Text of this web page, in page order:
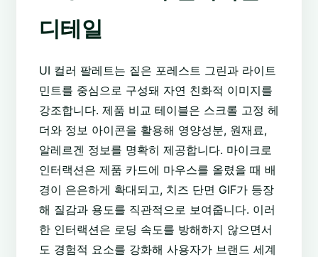
디테일
UI 컬러 팔레트는 짙은 포레스트 그린과 라이트
민트를 중심으로 구성돼 자연 친화적 이미지를
강조합니다. 제품 비교 테이블은 스크롤 고정 헤
더와 정보 아이콘을 활용해 영양성분, 원재료,
알레르겐 정보를 명확히 제공합니다. 마이크로
인터랙션은 제품 카드에 마우스를 올렸을 때 배
경이 은은하게 확대되고, 치즈 단면 GIF가 등장
해 질감과 용도를 직관적으로 보여줍니다. 이러
한 인터랙션은 로딩 속도를 방해하지 않으면서
도 경험적 요소를 강화해 사용자가 브랜드 세계